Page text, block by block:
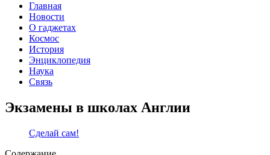
Главная
Новости
О гаджетах
Космос
История
Энциклопедия
Наука
Связь
Экзамены в школах Англии
Сделай сам!